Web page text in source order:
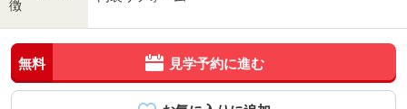
徴
無料 見学予約に進む